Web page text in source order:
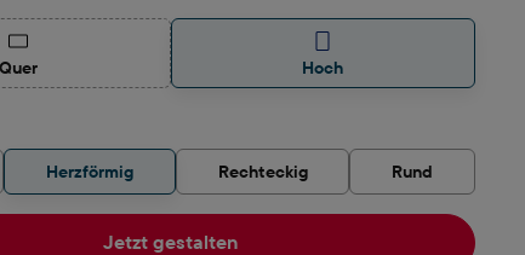
Quer(Diese Option ist zurzeit nicht verfügbar.) Hoch
Herzförmig Rechteckig Rund
Jetzt gestalten